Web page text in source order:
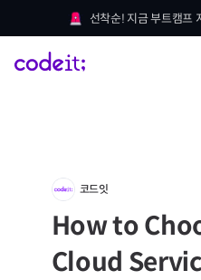
선착순! 지금 부트캠프
코드잇
How to
Cloud